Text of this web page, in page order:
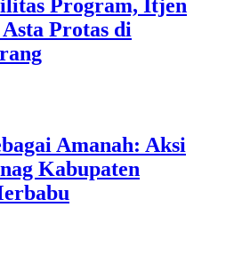
Program, Itjen
Protas di
Amanah: Aksi
Kabupaten